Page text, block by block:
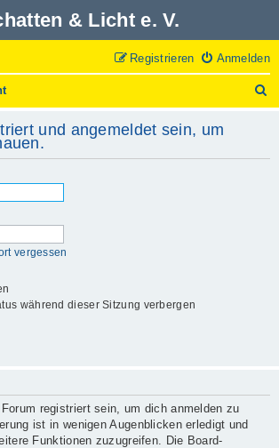
& Licht e. V.
Anmelden
Registrieren
u
e
und angemeldet sein, um
vergessen
während dieser Sitzung verbergen
registriert sein, um dich anmelden zu
ist in wenigen Augenblicken erledigt und
Funktionen zuzugreifen. Die Board-